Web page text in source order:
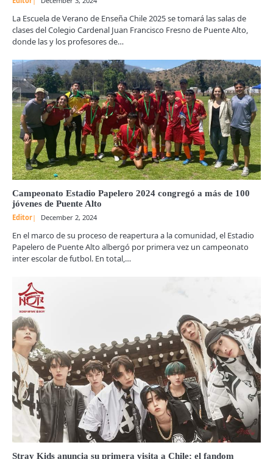
La Escuela de Verano de Enseña Chile 2025 se tomará las salas de
clases del Colegio Cardenal Juan Francisco Fresno de Puente Alto,
donde las y los profesores de…
Campeonato Estadio Papelero 2024 congregó a más de 100
jóvenes de Puente Alto
Editor December 2, 2024
En el marco de su proceso de reapertura a la comunidad, el Estadio
Papelero de Puente Alto albergó por primera vez un campeonato
inter escolar de futbol. En total,…
Stray Kids anuncia su primera visita a Chile: el fandom